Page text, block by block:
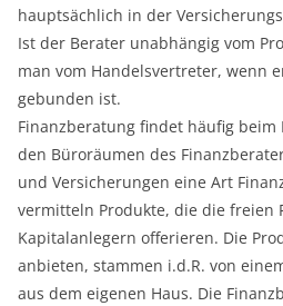
hauptsächlich in der
Ist der Berater unabhängig vom
man vom Handelsvertreter, wenn
gebunden ist.
Finanzberatung findet häufig beim
den Büroräumen des
und Versicherungen eine Art
vermitteln Produkte, die die freien
Kapitalanlegern offerieren. Die
anbieten, stammen i.d.R. von
aus dem eigenen Haus. Die